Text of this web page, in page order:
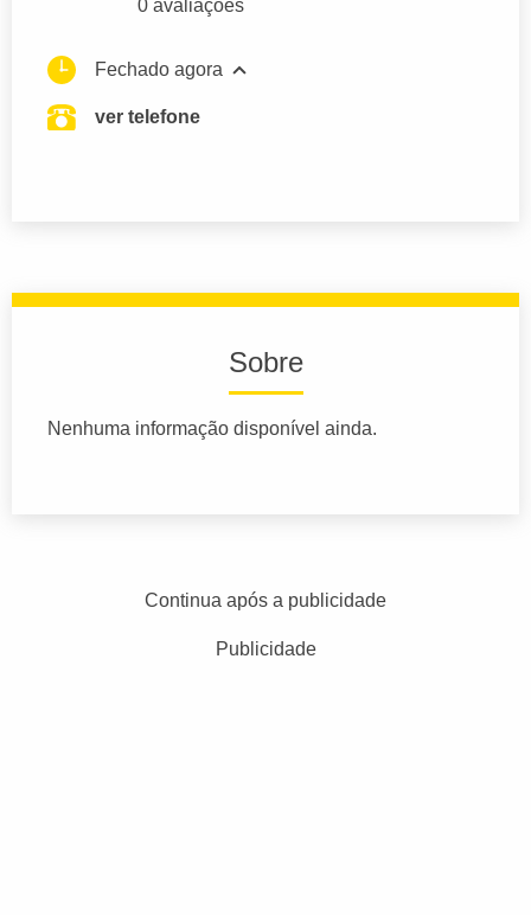
0 avaliações
Fechado agora
ver telefone
Sobre
Nenhuma informação disponível ainda.
Continua após a publicidade
Publicidade